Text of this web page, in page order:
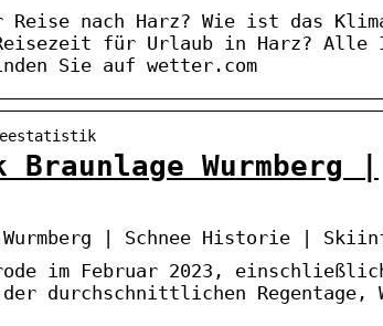
Reise nach Harz? Wie ist das
für Urlaub in Harz? Alle
Sie auf wetter.com
Wurmberg |
| Schnee Historie |
im Februar 2023,
durchschnittlichen Regentage,